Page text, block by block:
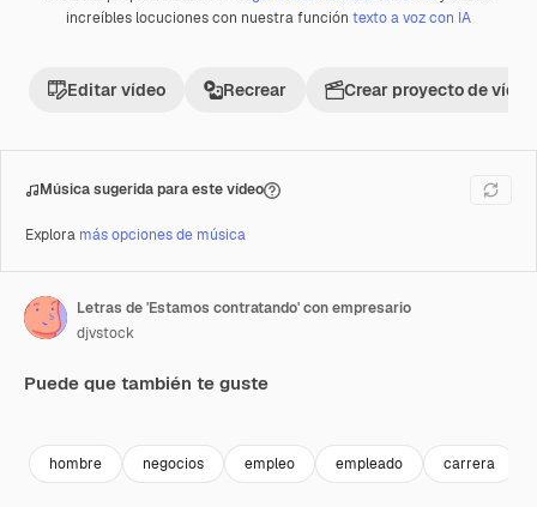
increíbles locuciones con nuestra función texto a voz con IA
Editar vídeo Recrear Crear proyecto de vídeo
Música sugerida para este vídeo
Explora más opciones de música
Letras de 'Estamos contratando' con empresario
djvstock
Puede que también te guste
hombre negocios empleo empleado carrera